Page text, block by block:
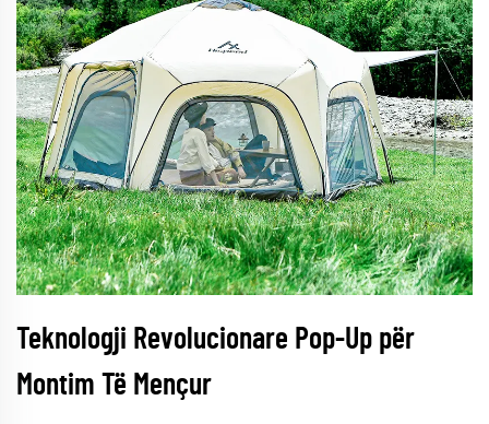
Teknologji Revolucionare Pop-Up për
Montim Të Mençur